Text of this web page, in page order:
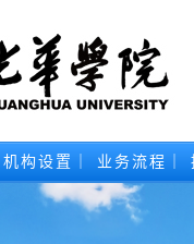
机构设置 业务流程